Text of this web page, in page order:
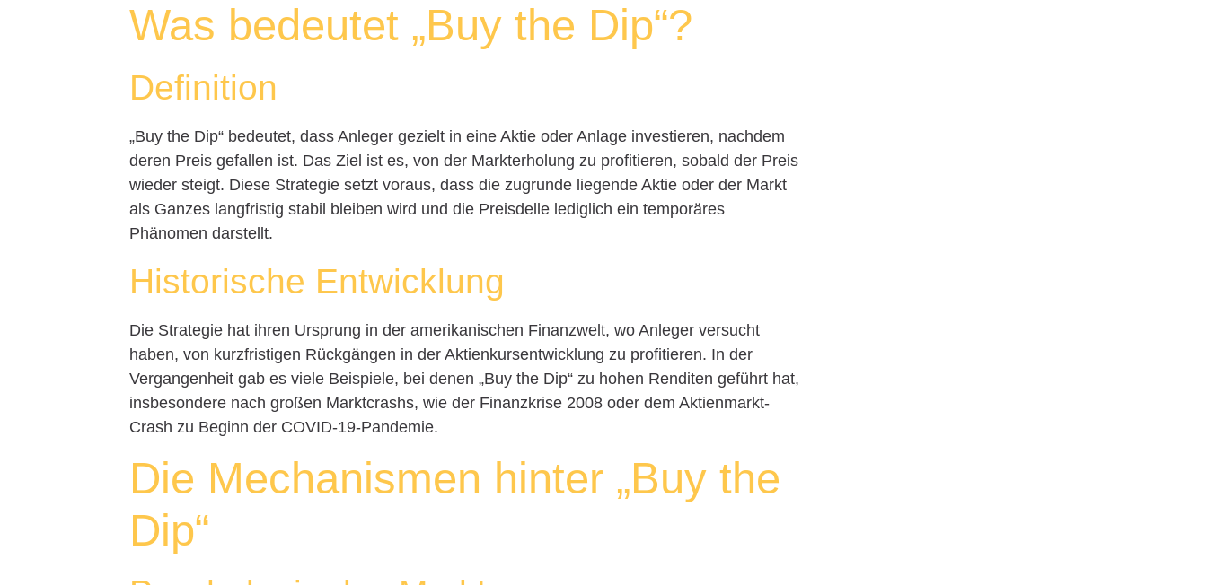
Was bedeutet „Buy the Dip“?
Definition
„Buy the Dip“ bedeutet, dass Anleger gezielt in eine Aktie oder Anlage investieren, nachdem
deren Preis gefallen ist. Das Ziel ist es, von der Markterholung zu profitieren, sobald der Preis
wieder steigt. Diese Strategie setzt voraus, dass die zugrunde liegende Aktie oder der Markt
als Ganzes langfristig stabil bleiben wird und die Preisdelle lediglich ein temporäres
Phänomen darstellt.
Historische Entwicklung
Die Strategie hat ihren Ursprung in der amerikanischen Finanzwelt, wo Anleger versucht
haben, von kurzfristigen Rückgängen in der Aktienkursentwicklung zu profitieren. In der
Vergangenheit gab es viele Beispiele, bei denen „Buy the Dip“ zu hohen Renditen geführt hat,
insbesondere nach großen Marktcrashs, wie der Finanzkrise 2008 oder dem Aktienmarkt-
Crash zu Beginn der COVID-19-Pandemie.
Die Mechanismen hinter „Buy the
Dip“